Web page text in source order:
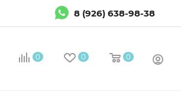
8 (926) 638-98-38
0 0 0